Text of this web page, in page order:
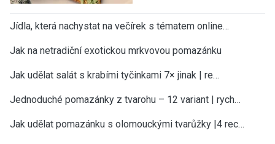
Jídla, která nachystat na večírek s tématem online…
Jak na netradiční exotickou mrkvovou pomazánku
Jak udělat salát s krabími tyčinkami 7× jinak | re…
Jednoduché pomazánky z tvarohu – 12 variant | rych…
Jak udělat pomazánku s olomouckými tvarůžky |4 rec…